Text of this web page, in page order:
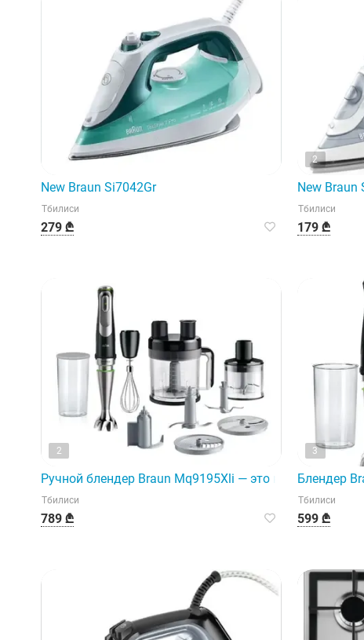
New Braun Si7042Gr
Тбилиси
279 ₾
2
New Braun
Тбилиси
179 ₾
2
Ручной блендер Braun Mq9195Xli — это кухонный
Тбилиси
789 ₾
3
Блендер
Тбилиси
599 ₾